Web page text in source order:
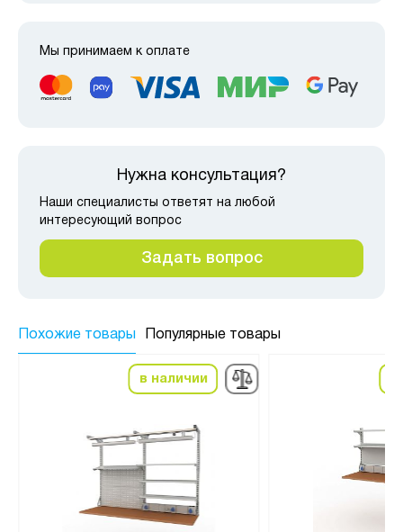
Мы принимаем к оплате
Нужна консультация?
Наши специалисты ответят на любой
интересующий вопрос
Задать вопрос
Похожие товары Популярные товары
в наличии